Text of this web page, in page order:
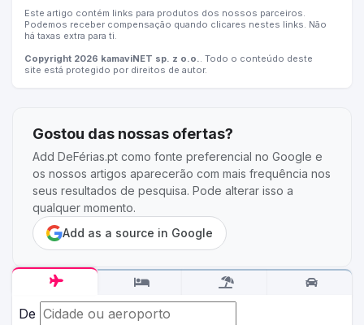
De
Este artigo contém links para produtos dos nossos parceiros.
Podemos receber compensação quando clicares nestes links. Não
há taxas extra para ti.
Copyright 2026 kamaviNET sp. z o.o.. Todo o conteúdo deste
site está protegido por direitos de autor.
Gostou das nossas ofertas?
Add DeFérias.pt como fonte preferencial no Google e
os nossos artigos aparecerão com mais frequência nos
seus resultados de pesquisa. Pode alterar isso a
qualquer momento.
Add as a source in Google